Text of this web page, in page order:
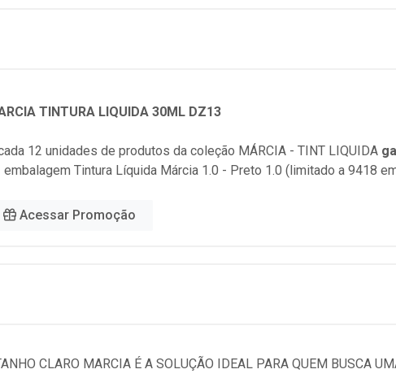
TINTURA LIQUIDA 30ML DZ13
12 unidades de produtos da coleção MÁRCIA - TINT LIQUIDA
embalagem Tintura Líquida Márcia 1.0 - Preto 1.0 (limitado a 9418
Acessar Promoção
CLARO MARCIA É A SOLUÇÃO IDEAL PARA QUEM BUSCA